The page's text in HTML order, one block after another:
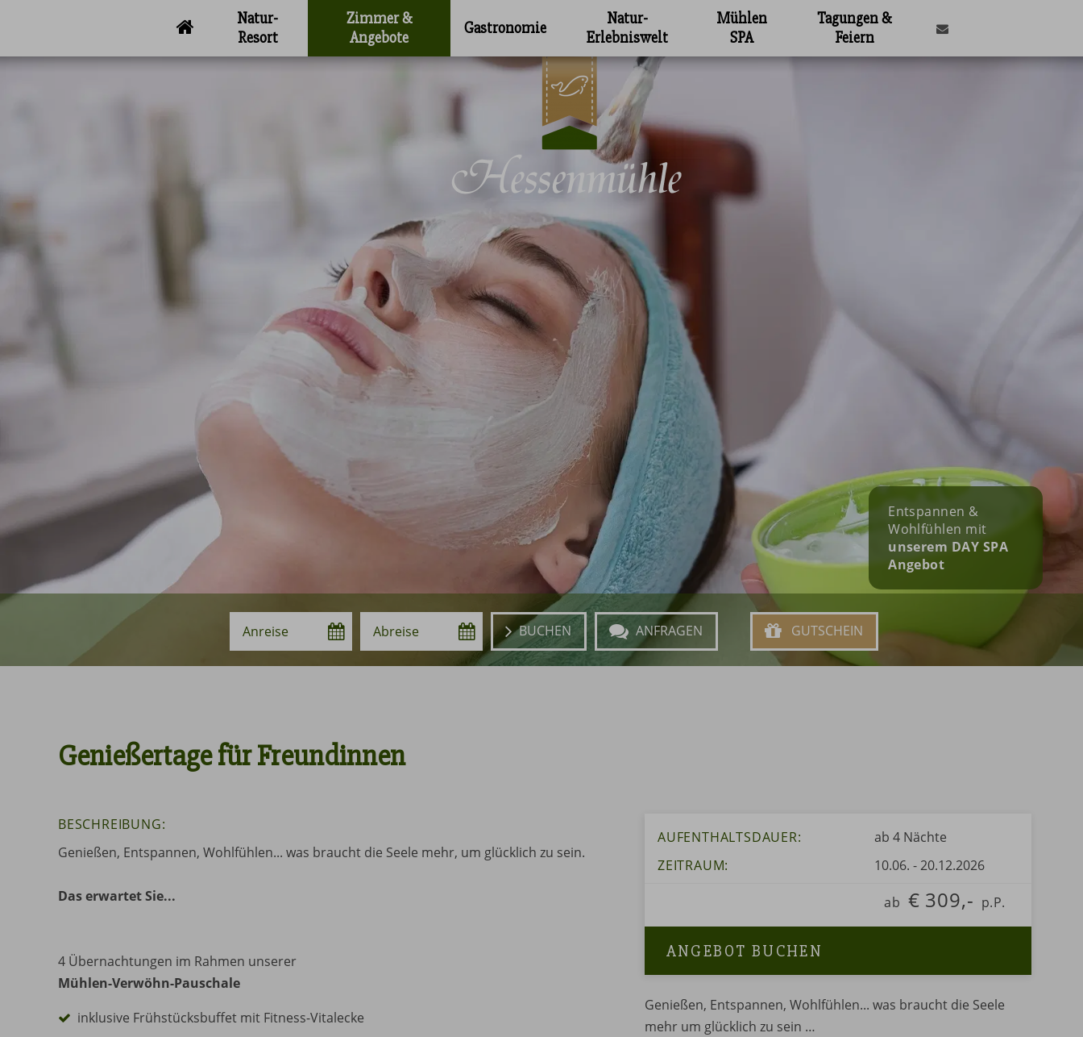
Natur-
Resort
Zimmer &
Angebote
Gastronomie
Natur-
Erlebniswelt
Mühlen
SPA
Tagungen &
Feiern
Entspannen &
Wohlfühlen mit
unserem DAY SPA
Angebot
Genießertage für Freundinnen
AUFENTHALTSDAUER: ab 4 Nächte
ZEITRAUM:
10.06. -20.12.2026
ab € 309,- p.P.
ANGEBOT BUCHEN
Genießen, Entspannen, Wohlfühlen... was braucht die Seele
mehr um glücklich zu sein …
BESCHREIBUNG:
Genießen, Entspannen, Wohlfühlen... was braucht die Seele mehr, um glücklich zu sein.
Das erwartet Sie...
4 Übernachtungen im Rahmen unserer
Mühlen-Verwöhn-Pauschale
inklusive Frühstücksbuffet mit Fitness-Vitalecke